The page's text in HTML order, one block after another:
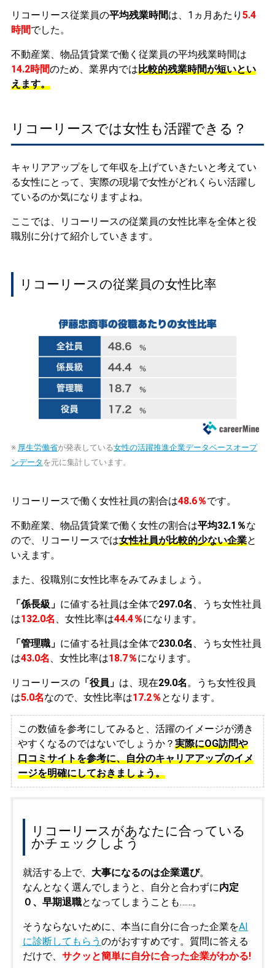
リコーリース従業員の平均残業時間は、1ヵ月あたり 5.4
時間でした。
不動産業、物品賃貸業で働く従業員の平均残業時間は
14.2時間のため、業界内では比較的残業時間が短いとい
えます。
リコーリースでは女性も活躍できる？
キャリアアップをして年収を上げていきたいと考えてい
る女性にとって、実際の現場で女性がどれくらい活躍し
ているのか気になりますよね。
ここでは、リコーリースの従業員の女性比率を全体と役
職別に分けて紹介していきます。
リコーリースの従業員の女性比率
※ 厚生労働省が発表している女性の活躍推進企業データベースオープ
ンデータ を元に集計しています。
リコーリースで働く女性社員の割合は48.6％です。
不動産業、物品賃貸業で働く女性の割合は平均32.1％な
ので、リコーリースでは女性社員が比較的少ない企業と
いえます。
また、役職別に女性比率をみてみましょう。
「係長級」 に値する社員は全体で297.0名 、うち女性社員
は132.0名 、女性比率は44.4％になります。
「管理職」 に値する社員は全体で230.0名 、うち女性社員
は43.0名 、女性比率は18.7％になります。
リコーリースの「役員」 は、現在29.0名。うち女性役員
は5.0名なので、女性比率は17.2％ となります。
この数値を参考にしてみると、活躍のイメージが湧き
やすくなるのではないでしょうか？ 実際にOG訪問や
口コミサイトを参考に、自分のキャリアアップのイメ
ージを明確にしておきましょう。
リコーリースがあなたに合っている
かチェックしよう
就活する上で、 大事になるのは企業選び。
なんとなく選んでしまうと、自分と合わずに内定
０、早期退職となってしまうことも……。
そうならないために、本当に自分に合った企業をAI
に診断してもらう のがおすすめです。質問に答える
だけで、 サクッと簡単に自分に合った企業がわかる!